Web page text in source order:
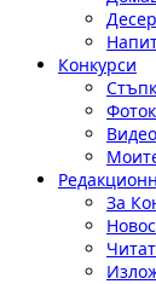
Конкурси
За